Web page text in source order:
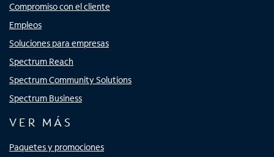
Compromiso con el cliente
Empleos
Soluciones para empresas
Spectrum Reach
Spectrum Community Solutions
Spectrum Business
VER MÁS
Paquetes y promociones